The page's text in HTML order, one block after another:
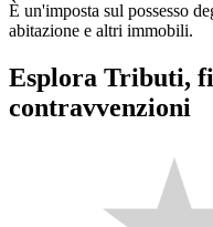
È un'imposta sul possesso
abitazione e altri immobili.
Esplora Tributi,
contravvenzioni